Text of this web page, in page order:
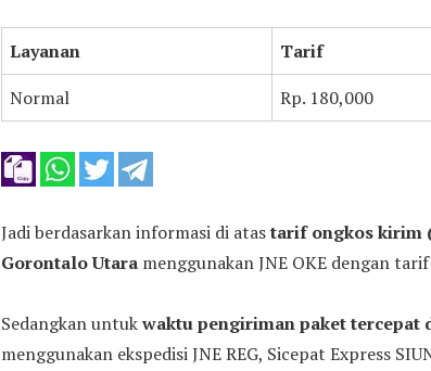
Layanan Tarif
Normal
Rp. 180,000
Jadi berdasarkan informasi di atastarif ongkos kirim
Gorontalo Utara menggunakan JNE OKE dengan
Sedangkan untukwaktu pengiriman paket tercepat
menggunakan ekspedisi JNE REG, Sicepat Express